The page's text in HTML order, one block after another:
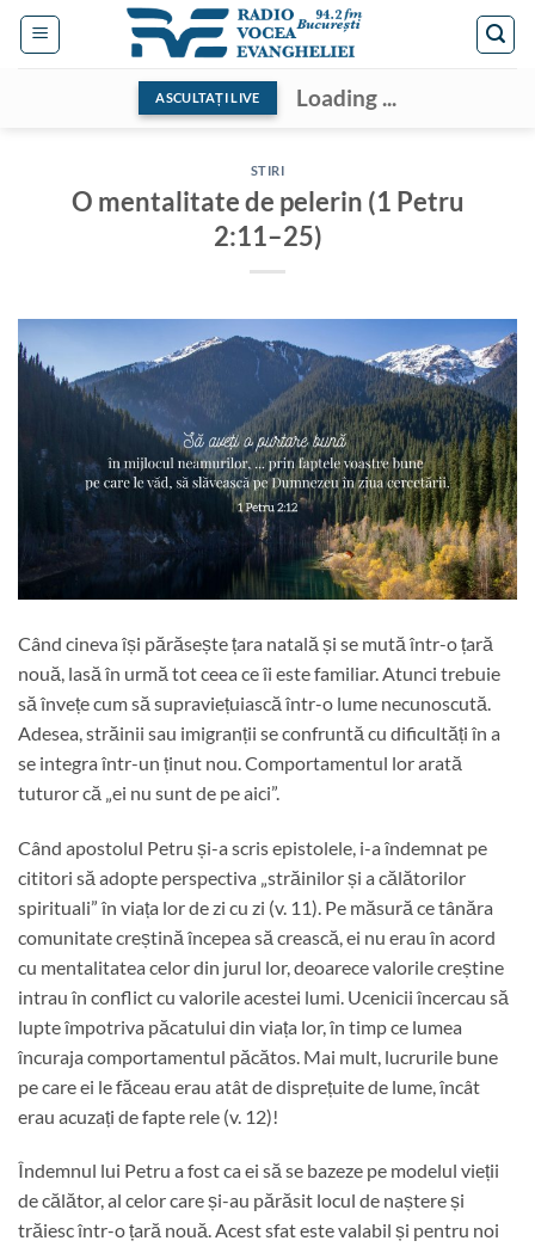
Skip
ASCULTAȚI LIVE Loading ...
STIRI
O mentalitate de pelerin (1 Petru
2:11–25)
Când cineva își părăsește țara natală și se mută într-o țară
nouă, lasă în urmă tot ceea ce îi este familiar. Atunci trebuie
să învețe cum să supraviețuiască într-o lume necunoscută.
Adesea, străinii sau imigranții se confruntă cu dificultăți în a
se integra într-un ținut nou. Comportamentul lor arată
tuturor că „ei nu sunt de pe aici”.
Când apostolul Petru și-a scris epistolele, i-a îndemnat pe
cititori să adopte perspectiva „străinilor și a călătorilor
spirituali” în viața lor de zi cu zi (v. 11). Pe măsură ce tânăra
comunitate creștină începea să crească, ei nu erau în acord
cu mentalitatea celor din jurul lor, deoarece valorile creștine
intrau în conflict cu valorile acestei lumi. Ucenicii încercau să
lupte împotriva păcatului din viața lor, în timp ce lumea
încuraja comportamentul păcătos. Mai mult, lucrurile bune
pe care ei le făceau erau atât de disprețuite de lume, încât
erau acuzați de fapte rele (v. 12)!
Îndemnul lui Petru a fost ca ei să se bazeze pe modelul vieții
de călător, al celor care și-au părăsit locul de naștere și
trăiesc într-o țară nouă. Acest sfat este valabil și pentru noi